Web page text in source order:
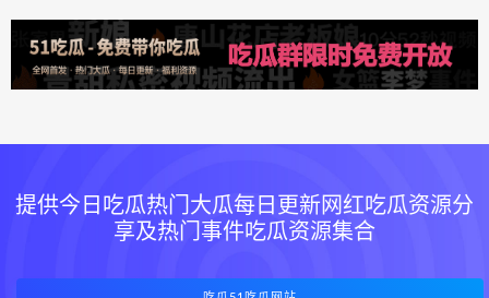
提供今日吃瓜热门大瓜每日更新网红吃瓜资源分
享及热门事件吃瓜资源集合